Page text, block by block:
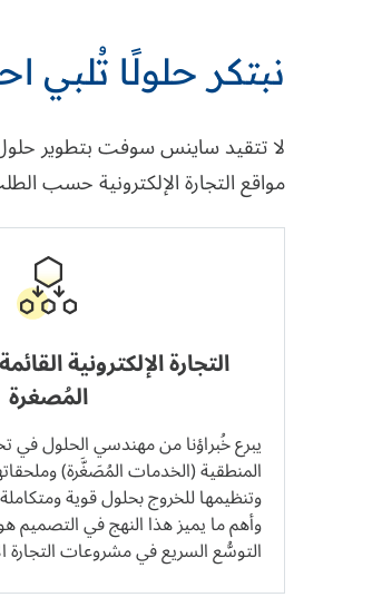
نبتكر حلولًا تُلبي
لا تتقيد ساينس سوفت بتطوير
مواقع التجارة الإلكترونية حسب
التجارة الإلكترونية
المُصغرة
يبرع خُبراؤنا من مهندسي الحلول في
المنطقية (الخدمات المُصَغَّرة)
وتنظيمها للخروج بحلول قوية ومتكاملة
وأهم ما يميز هذا النهج في التصميم
التوسُّع السريع في مشروعات التجارة